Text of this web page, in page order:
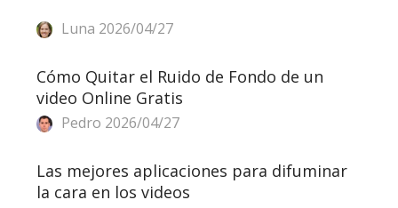
Luna 2026/04/27
Cómo Quitar el Ruido de Fondo de un
video Online Gratis
Pedro 2026/04/27
Las mejores aplicaciones para difuminar
la cara en los videos